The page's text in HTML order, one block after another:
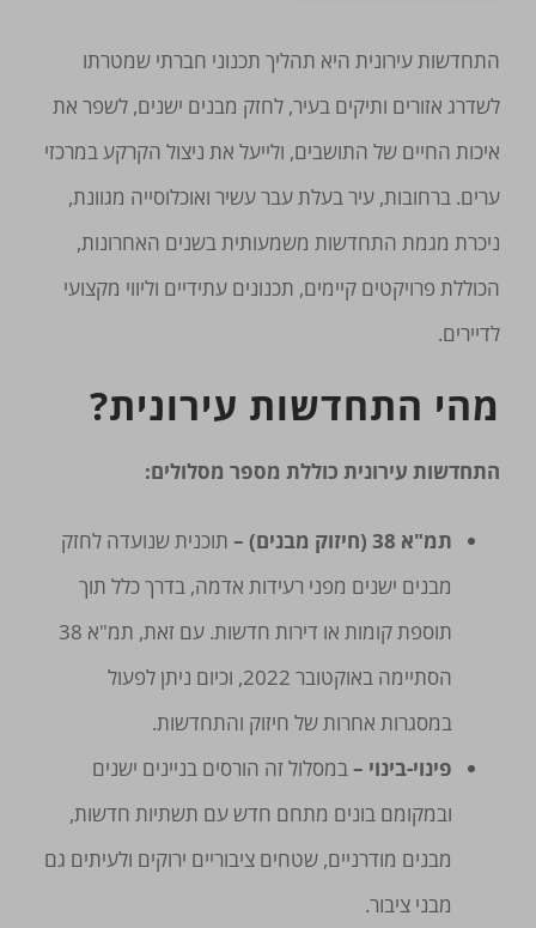
התחדשות עירונית היא תהליך תכנוני חברתי שמטרתו
לשדרג אזורים ותיקים בעיר, לחזק מבנים ישנים, לשפר את
איכות החיים של התושבים, ולייעל את ניצול הקרקע במרכזי
ערים. ברחובות, עיר בעלת עבר עשיר ואוכלוסייה מגוונת,
ניכרת מגמת התחדשות משמעותית בשנים האחרונות,
הכוללת פרויקטים קיימים, תכנונים עתידיים וליווי מקצועי
לדיירים.
מהי התחדשות עירונית?
התחדשות עירונית כוללת מספר מסלולים:
תמ"א 38 (חיזוק מבנים) –
תוכנית שנועדה לחזק
מבנים ישנים מפני רעידות אדמה, בדרך כלל תוך
תוספת קומות או דירות חדשות. עם זאת, תמ"א 38
הסתיימה באוקטובר 2022, וכיום ניתן לפעול
במסגרות אחרות של חיזוק והתחדשות.
פינוי-בינוי –במסלול זה הורסים בניינים ישנים
ובמקומם בונים מתחם חדש עם תשתיות חדשות,
מבנים מודרניים, שטחים ציבוריים ירוקים ולעיתים גם
מבני ציבור.